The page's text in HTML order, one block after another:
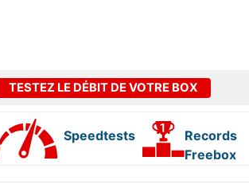
TESTEZ LE DÉBIT DE VOTRE BOX
Speedtests
Records
Freebox